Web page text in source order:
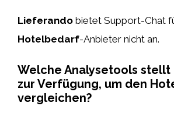
Lieferando bietet Support-Chat
Hotelbedarf-Anbieter nicht an.
Welche Analysetools
zur Verfügung, um den
vergleichen?